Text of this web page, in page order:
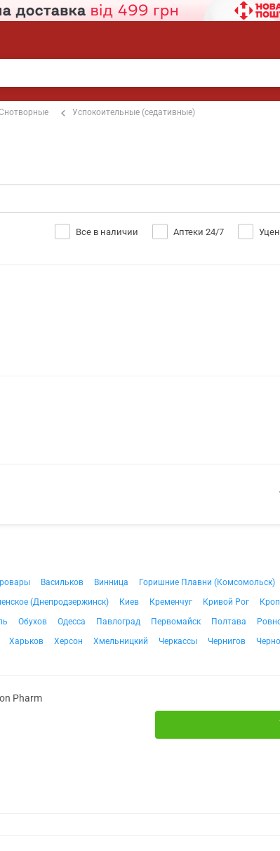
Успокоительные (седативные)
Все в наличии Аптеки 24/7
Васильков Винница Горишние Плавни (Комсомольск)
(Днепродзержинск) Киев Кременчуг Кривой Рог
Обухов Одесса Павлоград Первомайск Полтава
Харьков Херсон Хмельницкий Черкассы Чернигов
Pharm